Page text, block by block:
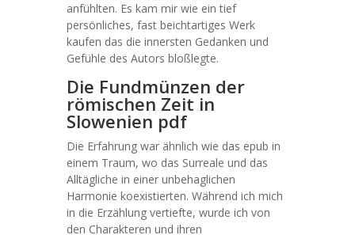
anfühlten. Es kam mir wie ein tief
persönliches, fast beichtartiges Werk
kaufen das die innersten Gedanken und
Gefühle des Autors bloßlegte.
Die Fundmünzen der
römischen Zeit in
Slowenien pdf
Die Erfahrung war ähnlich wie das epub in
einem Traum, wo das Surreale und das
Alltägliche in einer unbehaglichen
Harmonie koexistierten. Während ich mich
in die Erzählung vertiefte, wurde ich von
den Charakteren und ihren